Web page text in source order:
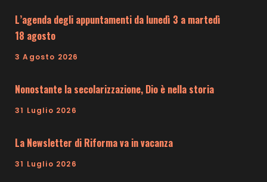
L’agenda degli appuntamenti da lunedì 3 a martedì
18 agosto
3 Agosto 2026
Nonostante la secolarizzazione, Dio è nella storia
31 Luglio 2026
La Newsletter di Riforma va in vacanza
31 Luglio 2026